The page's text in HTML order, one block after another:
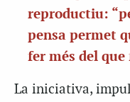
reproductiu:
pensa permet
fer més del que
La iniciativa,